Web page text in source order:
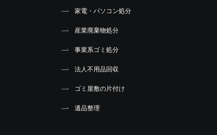
家電・パソコン処分
産業廃棄物処分
事業系ゴミ処分
法人不用品回収
ゴミ屋敷の片付け
遺品整理